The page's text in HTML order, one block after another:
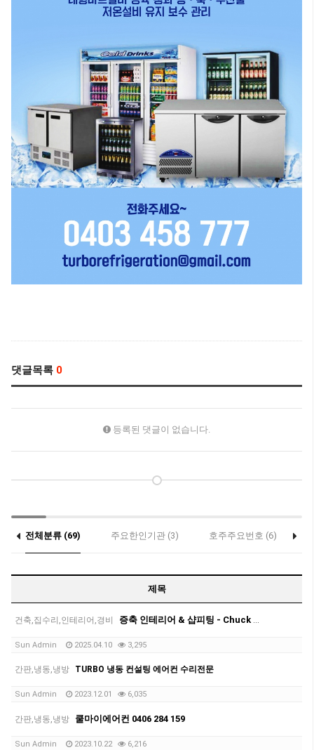
댓글목록 0
등록된 댓글이 없습니다.
전체분류 (69) 주요한인기관 (3) 호주주요번호 (6)
제목
건축,집수리,인테리어,경비 증축 인테리어 & 샵피팅 - Chuck Myung 건축설계전문
Sun Admin 2025.04.10 3,295
간판,냉동,냉방 TURBO 냉동 컨설팅 에어컨 수리전문
Sun Admin 2023.12.01 6,035
간판,냉동,냉방 쿨마이에어컨 0406 284 159
Sun Admin 2023.10.22 6,216